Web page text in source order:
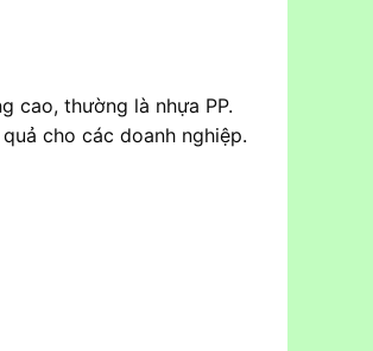
cao, thường là nhựa PP.
cho các doanh nghiệp.